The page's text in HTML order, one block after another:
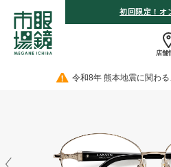
初回限定！オ
店舗
令和8年 熊本地震に関わ